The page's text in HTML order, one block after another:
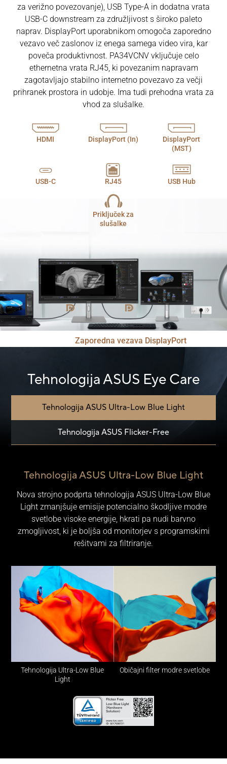
za verižno povezovanje), USB Type-A in dodatna vrata
USB-C downstream za združljivost s široko paleto
naprav. DisplayPort uporabnikom omogoča zaporedno
vezavo več zaslonov iz enega samega video vira, kar
poveča produktivnost. PA34VCNV vključuje celo
ethernetna vrata RJ45, ki povezanim napravam
zagotavljajo stabilno internetno povezavo za večji
prihranek prostora in udobje. Ima tudi prehodna vrata za
vhod za slušalke.
HDMI DisplayPort (In)
DisplayPort
(MST)
USB-C RJ45 USB Hub
Priključek za
slušalke
Zaporedna vezava DisplayPort
Tehnologija ASUS Eye Care
Tehnologija ASUS Ultra-Low Blue Light
Tehnologija ASUS Flicker-Free
Primerjava zaslona ProArt s tehnologijo nizke modre
Tehnologija Ultra-Low Blue
Light
Običajni filter modre svetlobe
Tehnologija ASUS Ultra-Low Blue Light
Nova strojno podprta tehnologija ASUS Ultra-Low Blue
Light zmanjšuje emisije potencialno škodljive modre
svetlobe visoke energije, hkrati pa nudi barvno
zmogljivost, ki je boljša od monitorjev s programskimi
rešitvami za filtriranje.